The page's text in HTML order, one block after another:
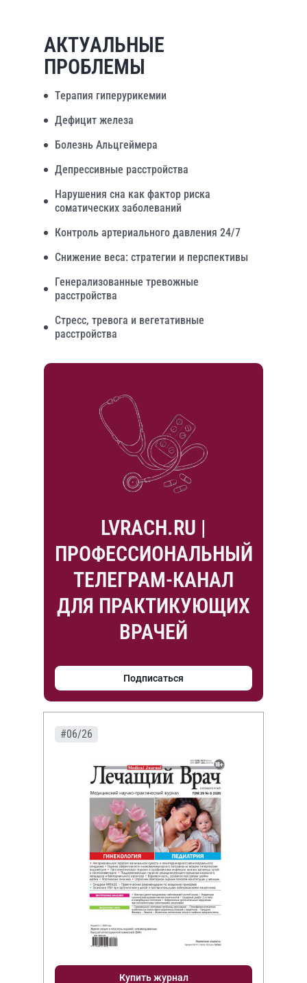
АКТУАЛЬНЫЕ
ПРОБЛЕМЫ
Терапия гиперурикемии
Дефицит железа
Болезнь Альцгеймера
Депрессивные расстройства
Нарушения сна как фактор риска
соматических заболеваний
Контроль артериального давления 24/7
Снижение веса: стратегии и перспективы
Генерализованные тревожные
расстройства
Стресс, тревога и вегетативные
расстройства
LVRACH.RU |
ПРОФЕССИОНАЛЬНЫЙ
ТЕЛЕГРАМ-КАНАЛ
ДЛЯ ПРАКТИКУЮЩИХ
ВРАЧЕЙ
Подписаться
#06/26
Купить журнал